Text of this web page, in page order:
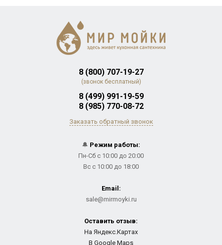
8 (800) 707-19-27
(звонок бесплатный)
8 (499) 991-19-59
8 (985) 770-08-72
Заказать обратный звонок
🔔 Режим работы:
Пн-Сб с 10:00 до 20:00
Вс с 10:00 до 18:00
Email:
sale@mirmoyki.ru
Оставить отзыв:
На Яндекс.Картах
В Google Maps